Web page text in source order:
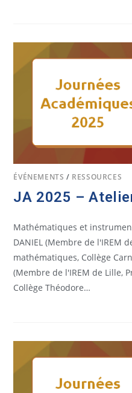
ÉVÉNEMENTS / RESSOURCES
JA 2025 –
Mathématiques et
DANIEL (Membre de l'IREM
mathématiques, Collège
(Membre de l'IREM de Lille,
Collège Théodore…